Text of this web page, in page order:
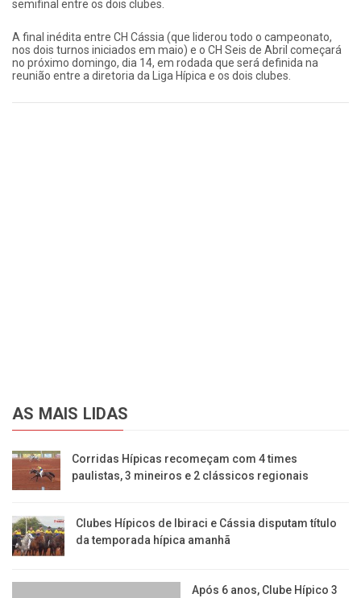
semifinal entre os dois clubes.
A final inédita entre CH Cássia (que liderou todo o campeonato,
nos dois turnos iniciados em maio) e o CH Seis de Abril começará
no próximo domingo, dia 14, em rodada que será definida na
reunião entre a diretoria da Liga Hípica e os dois clubes.
AS MAIS LIDAS
Corridas Hípicas recomeçam com 4 times
paulistas, 3 mineiros e 2 clássicos regionais
Clubes Hípicos de Ibiraci e Cássia disputam título
da temporada hípica amanhã
Após 6 anos, Clube Hípico 3